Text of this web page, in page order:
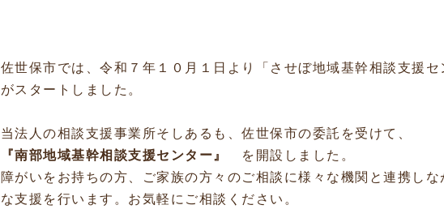
佐世保市では、令和７年１０月１日より「させぼ地域基幹相談支援セ
がスタートしました。
当法人の相談支援事業所そしあるも、佐世保市の委託を受けて、
『南部地域基幹相談支援セ ンター』
を開設しました。
障がいをお持ちの方、ご家族の方々のご相談に様々な機関と連携しな
な支援を行います。お気軽にご相談ください。